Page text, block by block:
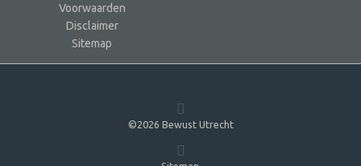
Voorwaarden
Disclaimer
Sitemap
©2026 Bewust Utrecht